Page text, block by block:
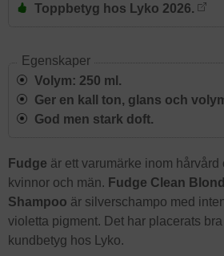
Toppbetyg hos Lyko 2026.
Egenskaper
Volym: 250 ml.
Ger en kall ton, glans och
God men stark doft.
Fudge är ett varumärke inom hårvård
kvinnor och män. Fudge Clean
Shampoo är silverschampo med
violetta pigment. Det har placerats
kundbetyg hos Lyko.